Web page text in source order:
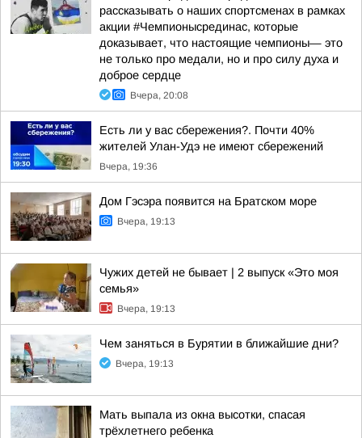
рассказывать о наших спортсменах в рамках
акции #Чемпионысрединас, которые
доказывает, что настоящие чемпионы— это
не только про медали, но и про силу духа и
доброе сердце
Вчера, 20:08
Есть ли у вас сбережения?. Почти 40%
жителей Улан-Удэ не имеют сбережений
Вчера, 19:36
Дом Гэсэра появится на Братском море
Вчера, 19:13
Чужих детей не бывает | 2 выпуск «Это моя
семья»
Вчера, 19:13
Чем заняться в Бурятии в ближайшие дни?
Вчера, 19:13
Мать выпала из окна высотки, спасая
трёхлетнего ребенка